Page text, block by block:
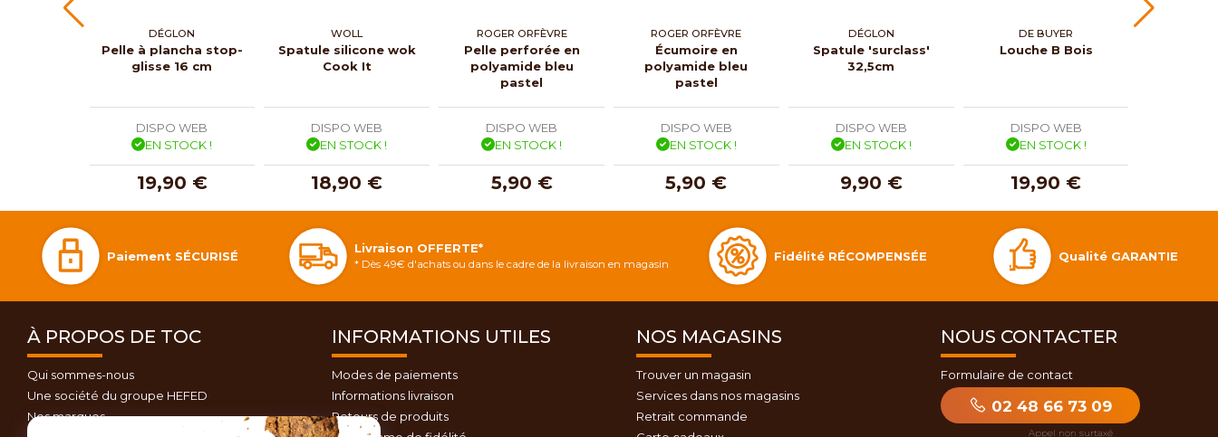
DÉGLON
Pelle à plancha stop-
glisse 16 cm
DISPO WEB
EN STOCK !
19,90 €
WOLL
Spatule silicone wok
Cook It
DISPO WEB
EN STOCK !
18,90 €
ROGER ORFÈVRE
Pelle perforée en
polyamide bleu
pastel
DISPO WEB
EN STOCK !
5,90 €
ROGER ORFÈVRE
Écumoire en
polyamide bleu
pastel
DISPO WEB
EN STOCK !
5,90 €
DÉGLON
Spatule 'surclass'
32,5cm
DISPO WEB
EN STOCK !
9,90 €
DE BUYER
Louche B Bois
DISPO WEB
EN STOCK !
19,90 €
Paiement SÉCURISÉ
Livraison OFFERTE*
* Dès 49€ d'achats ou dans le cadre de la livraison en magasin
Fidélité RÉCOMPENSÉE Qualité GARANTIE
À PROPOS DE TOC
Qui sommes-nous
Une société du groupe HEFED
Nos marques
INFORMATIONS UTILES
Modes de paiements
Informations livraison
Retours de produits
NOS MAGASINS
Trouver un magasin
Services dans nos magasins
Retrait commande
NOUS CONTACTER
Formulaire de contact
02 48 66 73 09